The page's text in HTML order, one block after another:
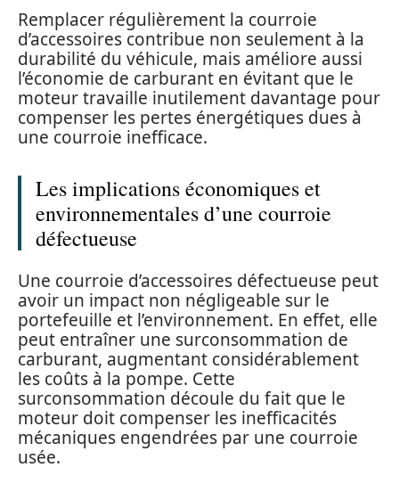
Remplacer régulièrement la courroie
d’accessoires contribue non seulement à la
durabilité du véhicule, mais améliore aussi
l’économie de carburant en évitant que le
moteur travaille inutilement davantage pour
compenser les pertes énergétiques dues à
une courroie inefficace.
Les implications économiques et
environnementales d’une courroie
défectueuse
Une courroie d’accessoires défectueuse peut
avoir un impact non négligeable sur le
portefeuille et l’environnement. En effet, elle
peut entraîner une surconsommation de
carburant, augmentant considérablement
les coûts à la pompe. Cette
surconsommation découle du fait que le
moteur doit compenser les inefficacités
mécaniques engendrées par une courroie
usée.